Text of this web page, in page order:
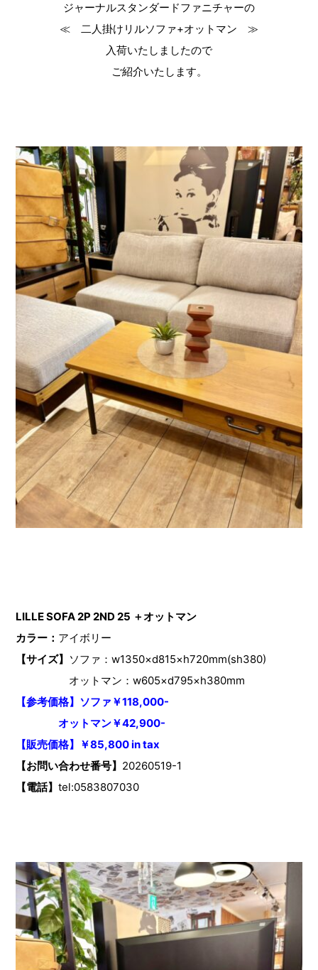
ジャーナルスタンダードファニチャーの
≪ 二人掛けリルソファ+オットマン ≫
入荷いたしましたので
ご紹介いたします。
LILLE SOFA 2P 2ND 25 ＋オットマン
カラー： アイボリー
【サイズ】 ソファ：w1350×d815×h720mm(sh380)
オットマン：w605×d795×h380mm
【参考価格】ソファ￥118,000-
オットマン￥42,900-
【販売価格】￥85,800 in tax
【お問い合わせ番号】 20260519-1
【電話】tel:0583807030